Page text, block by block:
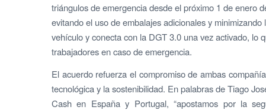
triángulos de emergencia desde el próximo 1 de enero
evitando el uso de embalajes adicionales y
vehículo y conecta con la DGT 3.0 una vez activado, lo
trabajadores en caso de emergencia.
El acuerdo refuerza el compromiso de ambas
tecnológica y la sostenibilidad. En palabras de Tiago
Cash en España y Portugal, “apostamos por la